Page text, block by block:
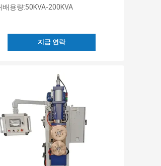
배용량:50KVA-200KVA
지금 연락